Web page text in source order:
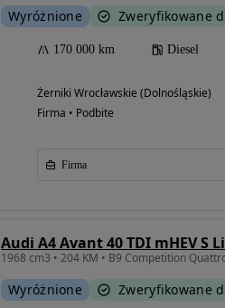
Wyróżnione Zweryfikowane
170 000 km Diesel
Żerniki Wrocławskie (Dolnośląskie)
Firma • Podbite
Firma
Audi A4 Avant 40 TDI mHEV S
Wyróżnione Zweryfikowane